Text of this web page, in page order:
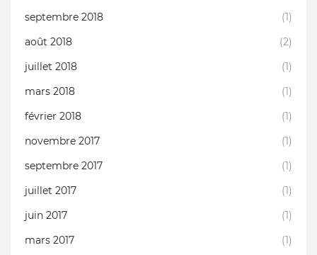
septembre 2018
(1)
août 2018
(2)
juillet 2018
(1)
mars 2018
(1)
février 2018
(1)
novembre 2017
(1)
septembre 2017
(1)
juillet 2017
(1)
juin 2017
(1)
mars 2017
(1)